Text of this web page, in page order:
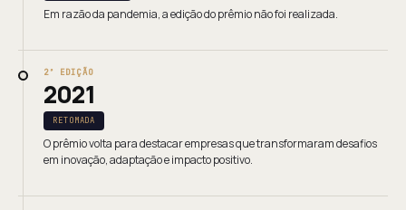
Em razão da pandemia, a edição do prêmio não foi realizada.
2ª EDIÇÃO
2021
RETOMADA
O prêmio volta para destacar empresas que transformaram desafios
em inovação, adaptação e impacto positivo.